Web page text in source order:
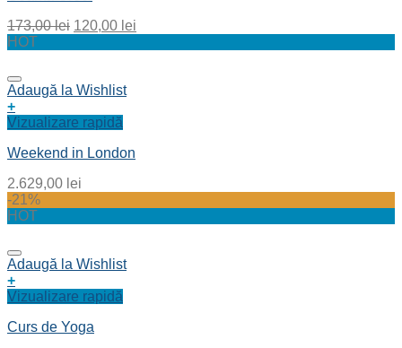
173,00lei 120,00 lei
HOT
Adaugă la Wishlist
+
Vizualizare rapidă
Weekend in London
2.629,00 lei
-21%
HOT
Adaugă la Wishlist
+
Vizualizare rapidă
Curs de Yoga